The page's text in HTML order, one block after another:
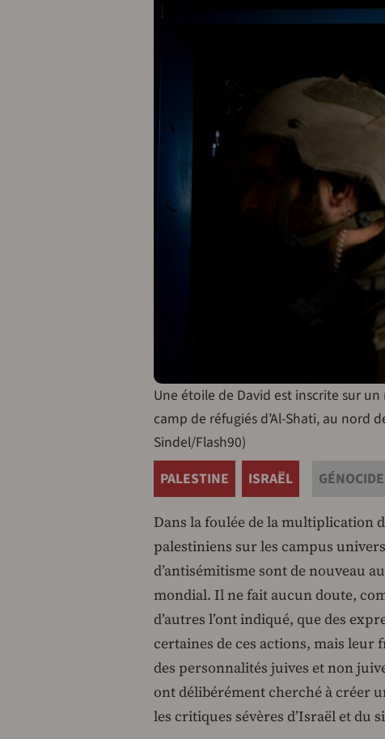
Une étoile de David est inscrite sur
camp de réfugiés d’Al-Shati, au nord
Sindel/Flash90)
PALESTINE
ISRAËL GÉNOCIDE
Dans la foulée de la multiplication
palestiniens sur les campus
d’antisémitisme sont de nouveau
mondial. Il ne fait aucun doute,
d’autres l’ont indiqué, que des
certaines de ces actions, mais leur
des personnalités juives et non
ont délibérément cherché à créer
les critiques sévères d’Israël et du